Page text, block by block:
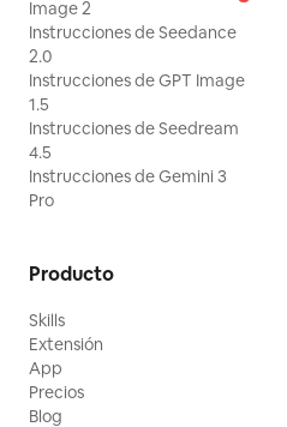
Image 2
Instrucciones de Seedance
2.0
Instrucciones de GPT Image
1.5
Instrucciones de Seedream
4.5
Instrucciones de Gemini 3
Pro
Producto
Skills
Extensión
App
Precios
Blog